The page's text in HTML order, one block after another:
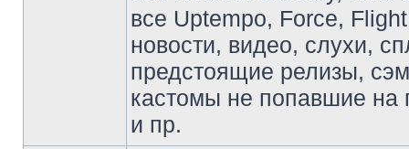
все Uptempo, Force,
новости, видео, слухи,
предстоящие релизы,
кастомы не попавшие на
и пр.